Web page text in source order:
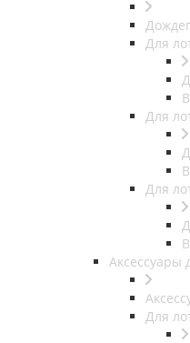
Для
Для
Для
Аксессуары
Для